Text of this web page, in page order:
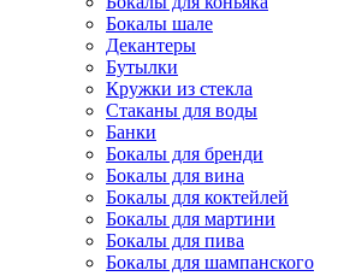
Бокалы шале
Декантеры
Бутылки
Кружки из стекла
Стаканы для воды
Банки
Бокалы для бренди
Бокалы для вина
Бокалы для коктейлей
Бокалы для мартини
Бокалы для пива
Бокалы для шампанского